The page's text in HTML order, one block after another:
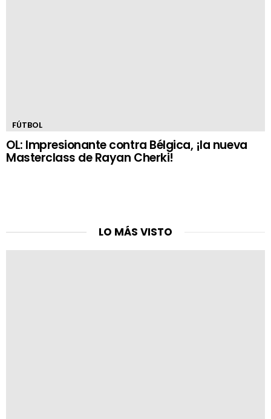
FÚTBOL
OL: Impresionante contra Bélgica, ¡la nueva
Masterclass de Rayan Cherki!
LO MÁS VISTO